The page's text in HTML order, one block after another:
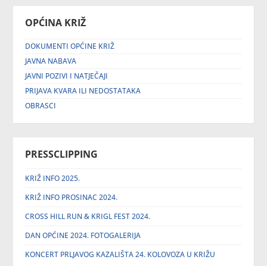
OPĆINA KRIŽ
DOKUMENTI OPĆINE KRIŽ
JAVNA NABAVA
JAVNI POZIVI I NATJEČAJI
PRIJAVA KVARA ILI NEDOSTATAKA
OBRASCI
PRESSCLIPPING
KRIŽ INFO 2025.
KRIŽ INFO PROSINAC 2024.
CROSS HILL RUN & KRIGL FEST 2024.
DAN OPĆINE 2024. FOTOGALERIJA
KONCERT PRLJAVOG KAZALIŠTA 24. KOLOVOZA U KRIŽU